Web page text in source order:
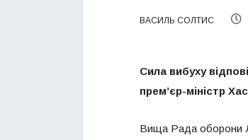
ВАСИЛЬ СОЛТИС
Сила вибуху
прем’єр-міністр
Вища Рада оборони